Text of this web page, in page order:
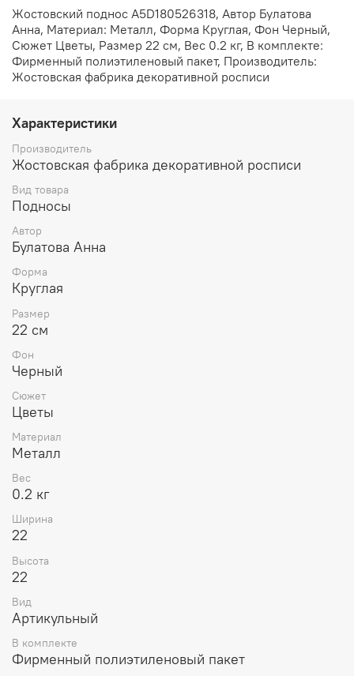
Жостовский поднос A5D180526318, Автор Булатова
Анна, Материал: Металл, Форма Круглая, Фон Черный,
Сюжет Цветы, Размер 22 см, Вес 0.2 кг, В комплекте:
Фирменный полиэтиленовый пакет, Производитель:
Жостовская фабрика декоративной росписи
Характеристики
Производитель
Жостовская фабрика декоративной росписи
Вид товара
Подносы
Автор
Булатова Анна
Форма
Круглая
Размер
22 см
Фон
Черный
Сюжет
Цветы
Материал
Металл
Вес
0.2 кг
Ширина
22
Высота
22
Вид
Артикульный
В комплекте
Фирменный полиэтиленовый пакет